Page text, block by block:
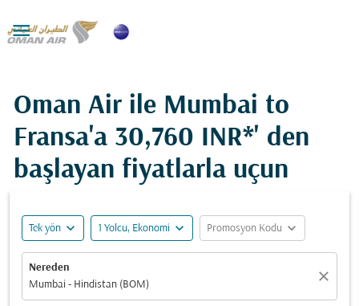

Oman Air ile Mumbai to
Fransa'a 30,760 INR*' den
başlayan fiyatlarla uçun
Tek yön expand_more 1 Yolcu, Ekonomi expand_more Promosyon Kodu expand_more
Nereden
Mumbai - Hindistan (BOM)
close